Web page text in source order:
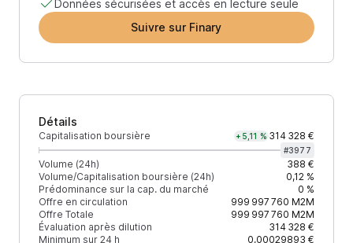
Données sécurisées et accès en lecture seule
Suivre sur Finary
Détails
Capitalisation boursière +5,11 % 314 328 €
#3977
Volume (24h)
388 €
Volume/Capitalisation boursière (24h)
0,12 %
Prédominance sur la cap. du marché
0 %
Offre en circulation
999 997 760 M2M
Offre Totale
999 997 760 M2M
Évaluation après dilution
314 328 €
Minimum sur 24 h
0,00029893 €